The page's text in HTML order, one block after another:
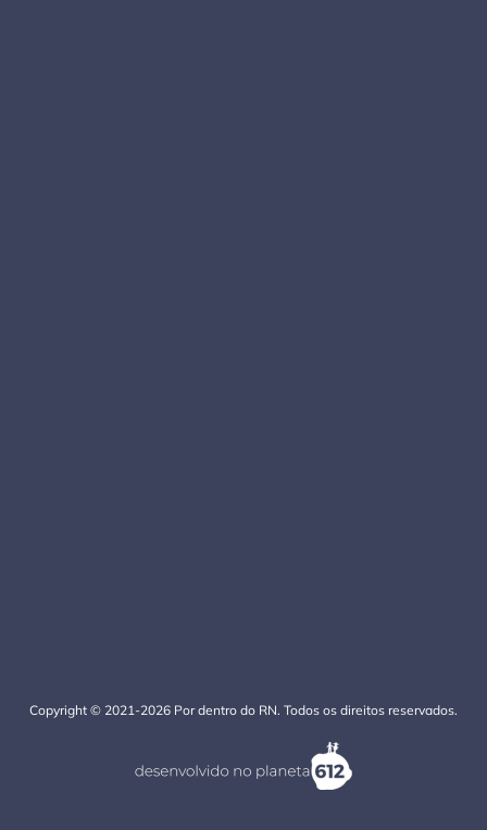
Copyright © 2021-2026 Por dentro do RN. Todos os direitos reservados.